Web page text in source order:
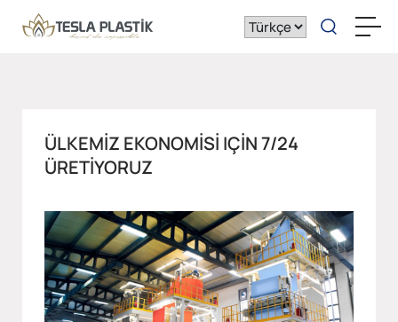
ÜLKEMIZ EKONOMISI IÇIN 7/24
ÜRETIYORUZ